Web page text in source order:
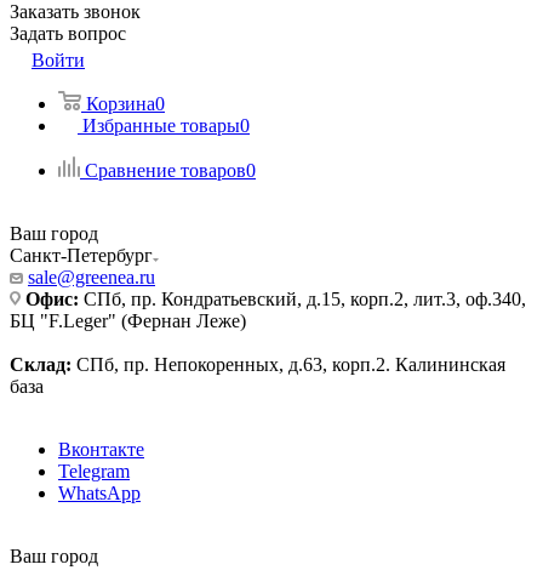
Заказать звонок
Задать вопрос
Войти
Корзина0
Избранные товары0
Сравнение товаров0
Ваш город
Санкт-Петербург
sale@greenea.ru
Офис: СПб, пр. Кондратьевский, д.15, корп.2, лит.3, оф.340,
БЦ "F.Leger" (Фернан Леже)
Склад: СПб, пр. Непокоренных, д.63, корп.2. Калининская
база
Вконтакте
Telegram
WhatsApp
Ваш город